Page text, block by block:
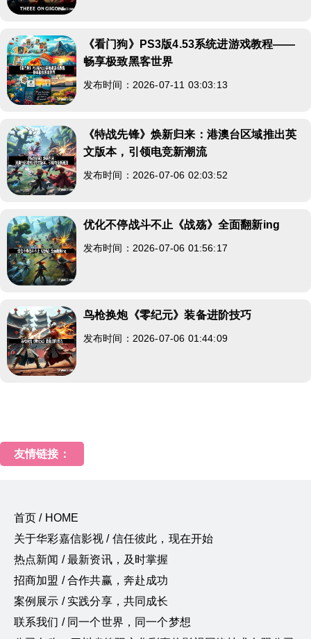
《看门狗》PS3版4.53系统进游戏教程——
畅享极致黑客世界
发布时间：2026-07-11 03:03:13
《特战先锋》焕新归来：港澳台区域推出英
文版本，引领电竞新潮流
发布时间：2026-07-06 02:03:52
优化不停战斗不止《战殇》全面翻新ing
发布时间：2026-07-06 01:56:17
鸟枪换炮《零纪元》装备进阶技巧
发布时间：2026-07-06 01:44:09
友情链接：
首页 / HOME
关于华彩嘉信影视 / 信任彼此，现在开始
热点新闻 / 最新资讯，及时掌握
招商加盟 / 合作共赢，奔赴成功
案例展示 / 实践分享，共同成长
联系我们 / 同一个世界，同一个梦想